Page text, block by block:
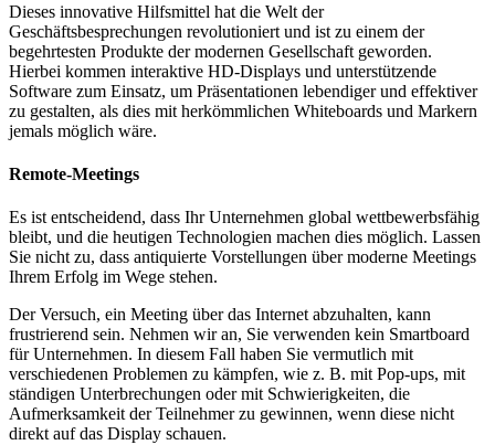
Dieses innovative Hilfsmittel hat die Welt der
Geschäftsbesprechungen revolutioniert und ist zu einem der
begehrtesten Produkte der modernen Gesellschaft geworden.
Hierbei kommen interaktive HD-Displays und unterstützende
Software zum Einsatz, um Präsentationen lebendiger und effektiver
zu gestalten, als dies mit herkömmlichen Whiteboards und Markern
jemals möglich wäre.
Remote-Meetings
Es ist entscheidend, dass Ihr Unternehmen global wettbewerbsfähig
bleibt, und die heutigen Technologien machen dies möglich. Lassen
Sie nicht zu, dass antiquierte Vorstellungen über moderne Meetings
Ihrem Erfolg im Wege stehen.
Der Versuch, ein Meeting über das Internet abzuhalten, kann
frustrierend sein. Nehmen wir an, Sie verwenden kein Smartboard
für Unternehmen. In diesem Fall haben Sie vermutlich mit
verschiedenen Problemen zu kämpfen, wie z. B. mit Pop-ups, mit
ständigen Unterbrechungen oder mit Schwierigkeiten, die
Aufmerksamkeit der Teilnehmer zu gewinnen, wenn diese nicht
direkt auf das Display schauen.